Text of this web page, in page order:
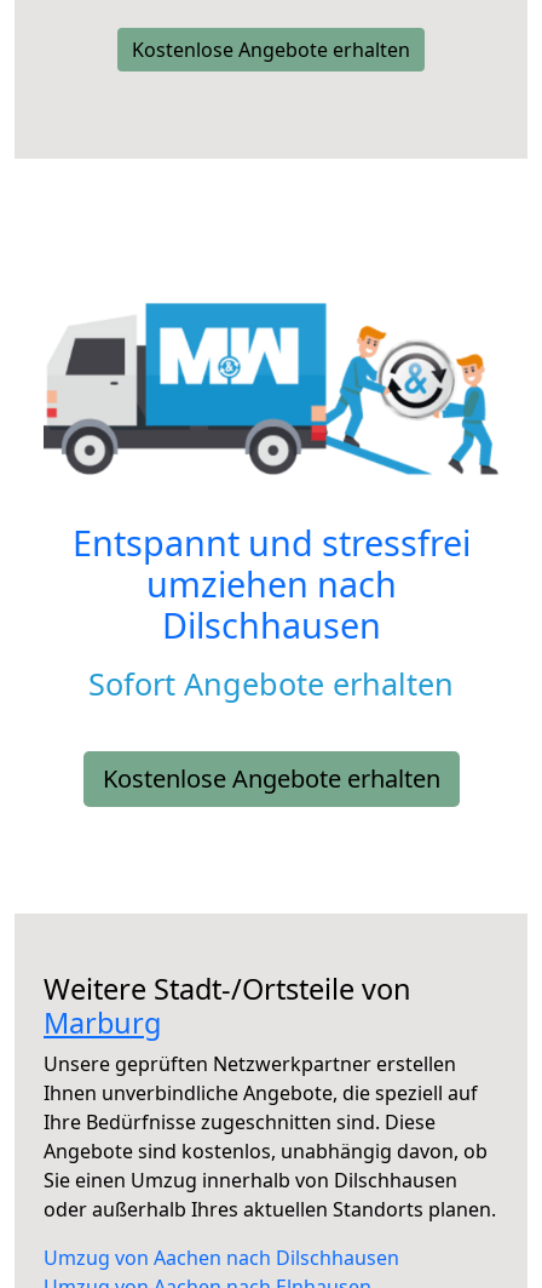
Kostenlose Angebote erhalten
Entspannt und stressfrei
umziehen nach
Dilschhausen
Sofort Angebote erhalten
Kostenlose Angebote erhalten
Weitere Stadt-/Ortsteile von
Marburg
Unsere geprüften Netzwerkpartner erstellen
Ihnen unverbindliche Angebote, die speziell auf
Ihre Bedürfnisse zugeschnitten sind. Diese
Angebote sind kostenlos, unabhängig davon, ob
Sie einen Umzug innerhalb von Dilschhausen
oder außerhalb Ihres aktuellen Standorts planen.
Umzug von Aachen nach Dilschhausen